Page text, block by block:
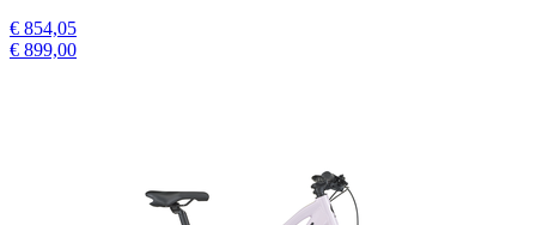
€ 854,05
€ 899,00